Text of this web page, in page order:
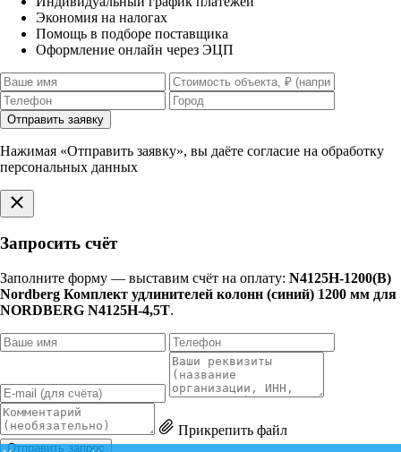
Экономия на налогах
Помощь в подборе поставщика
Оформление онлайн через ЭЦП
Отправить заявку
Нажимая «Отправить заявку», вы даёте согласие на обработку
персональных данных
Запросить счёт
Заполните форму — выставим счёт на оплату: N4125H-1200(B)
Nordberg Комплект удлинителей колонн (синий) 1200 мм для
NORDBERG N4125H-4,5T.
Прикрепить файл
Отправить запрос